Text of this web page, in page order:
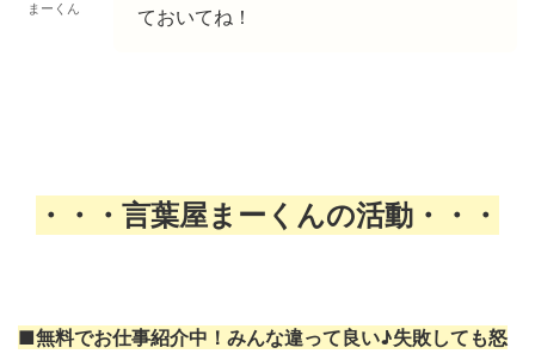
まーくん
ておいてね！
・・・言葉屋まーくんの活動・・・
■無料でお仕事紹介中！みんな違って良い♪失敗しても怒